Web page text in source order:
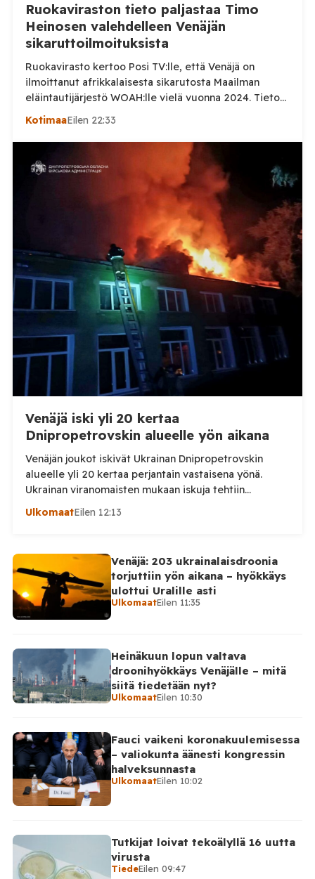
Ruokaviraston tieto paljastaa Timo
Heinosen valehdelleen Venäjän
sikaruttoilmoituksista
Ruokavirasto kertoo Posi TV:lle, että Venäjä on
ilmoittanut afrikkalaisesta sikarutosta Maailman
eläintautijärjestö WOAH:lle vielä vuonna 2024. Tieto
haastaa kokoomuksen kansanedustaja Timo Heinosen
sikaruttoilmoituksista. Suomi on puolestaan
ilmoittanut tuoreesta Virolahden tapauksesta sekä
WOAH:n kautta että suoraan Venäjän
eläinlääkintäviranomaisille. Ruokavirasto kertoi Posi
TV:lle tarkempia tietoja Suomen ensimmäisestä
afrikkalaisen sikaruton tapauksesta sekä
eläintautitietojen vaihdosta […]
KotimaaEilen 22:33
Venäjä iski yli 20 kertaa
Dnipropetrovskin alueelle yön aikana
Venäjän joukot iskivät Ukrainan Dnipropetrovskin
alueelle yli 20 kertaa perjantain vastaisena yönä.
Ukrainan viranomaisten mukaan iskuja tehtiin
drooneilla ja tykistöllä viidelle eri alueelle.
kertoi perjantaiaamuna 7. elokuuta julkaisemassaan
Telegram-päivityksessä, että Venäjän joukot
hyökkäsivät yön aikana yli 20 kertaa viidelle alueelle.
Nikopolin alueella iskuja kohdistui Nikopolin
kaupunkiin sekä […]
UlkomaatEilen 12:13
Venäjä: 203 ukrainalaisdroonia
torjuttiin yön aikana – hyökkäys
ulottui Uralille asti
UlkomaatEilen 11:35
Heinäkuun lopun valtava
droonihyökkäys Venäjälle – mitä
siitä tiedetään nyt?
UlkomaatEilen 10:30
Fauci vaikeni koronakuulemisessa
– valiokunta äänesti kongressin
halveksunnasta
UlkomaatEilen 10:02
Tutkijat loivat tekoälyllä 16 uutta
virusta
TiedeEilen 09:47